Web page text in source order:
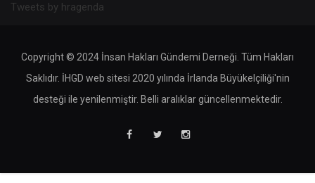
Tweets by hragenda
Copyright © 2024 İnsan Hakları Gündemi Derneği. Tüm Hakları
Saklıdır. İHGD web sitesi 2020 yılında İrlanda Büyükelçiliği'nin
desteği ile yenilenmiştir. Belli aralıklar güncellenmektedir.